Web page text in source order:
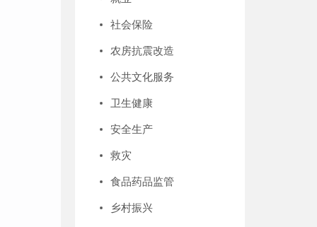
社会保险
农房抗震改造
公共文化服务
卫生健康
安全生产
救灾
食品药品监管
乡村振兴